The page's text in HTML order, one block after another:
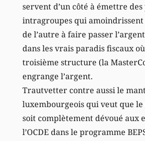
servent d’un côté à émettre
intragroupes qui amoindrissent
de l’autre à faire passer
dans les vrais paradis fiscaux
troisième structure (la
engrange l’argent.
Trautvetter contre aussi le
luxembourgeois qui veut que
soit complètement dévoué aux
l’OCDE dans le programme